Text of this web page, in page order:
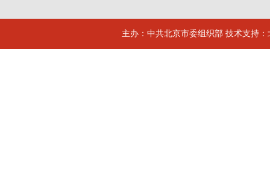
主办：中共北京市委组织部 技术支持